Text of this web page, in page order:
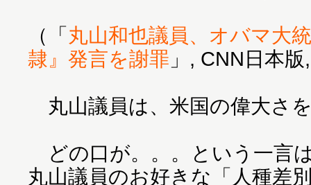
（「丸山和也議員、オバマ大
隷』発言を謝罪 」, CNN日本
丸山議員は、米国の偉大さ
どの口が。。。という一言
丸山議員のお好きな「人種差